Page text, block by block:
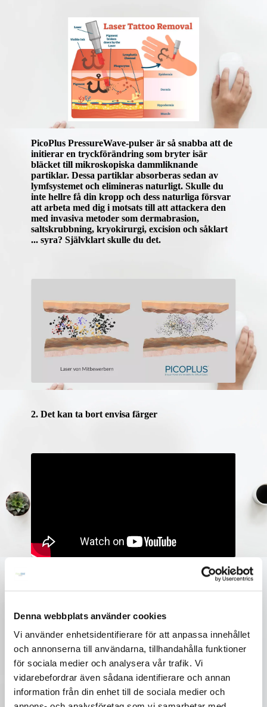
Denna webbplats använder cookies
Vi använder enhetsidentifierare för att anpassa innehållet
och annonserna till användarna, tillhandahålla funktioner
för sociala medier och analysera vår trafik. Vi
vidarebefordrar även sådana identifierare och annan
information från din enhet till de sociala medier och
PicoPlus PressureWave-pulser är så snabba att de
initierar en tryckförändring som bryter isär
bläcket till mikroskopiska dammliknande
partiklar. Dessa partiklar absorberas sedan av
lymfsystemet och elimineras naturligt. Skulle du
inte hellre få din kropp och dess naturliga försvar
att arbeta med dig i motsats till att attackera den
med invasiva metoder som dermabrasion,
saltskrubbning, kryokirurgi, excision och såklart
... syra? Självklart skulle du det.
2. Det kan ta bort envisa färger
nivåer av skuggning, men när det gällde djupa
pigment som svart, blått och grönt var alltid något
kvar. PicoPlus lasertatueringborttagning kan dock
bryta upp det svåraste och envisaste bläcket och
lämna din hud nästan lika klar som en bebis
rumpa.